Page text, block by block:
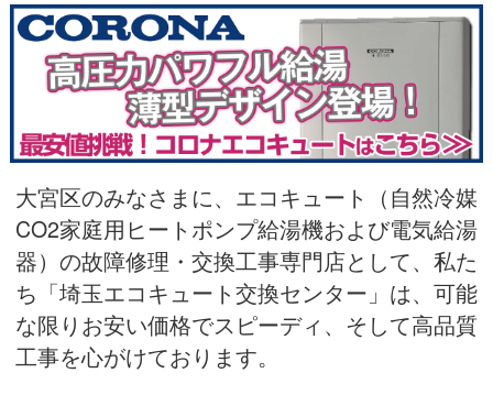
大宮区のみなさまに、エコキュート（自然冷媒
CO2家庭用ヒートポンプ給湯機および電気給湯
器）の故障修理・交換工事専門店として、私た
ち「埼玉エコキュート交換センター」は、可能
な限りお安い価格でスピーディ、そして高品質
工事を心がけております。